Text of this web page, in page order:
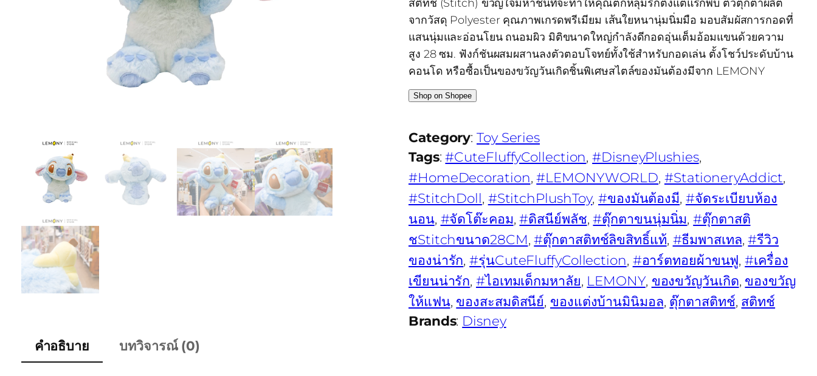
สติทช์ (Stitch) ขวัญใจมหาชนที่จะทำให้คุณตกหลุมรักตั้งแต่แรกพบ ตัวตุ๊กตาผลิต
จากวัสดุ Polyester คุณภาพเกรดพรีเมียม เส้นใยหนานุ่มนิ่มมือ มอบสัมผัสการกอดที่
แสนนุ่มและอ่อนโยน ถนอมผิว มิติขนาดใหญ่กำลังดีกอดอุ่นเต็มอ้อมแขนด้วยความ
สูง 28 ซม. ฟังก์ชันผสมผสานลงตัวตอบโจทย์ทั้งใช้สำหรับกอดเล่น ตั้งโชว์ประดับบ้าน
คอนโด หรือซื้อเป็นของขวัญวันเกิดชิ้นพิเศษสไตล์ของมันต้องมีจาก LEMONY
Shop on Shopee
Category:Toy Series
Tags:#CuteFluffyCollection, #DisneyPlushies
#HomeDecoration, #LEMONYWORLD, #StationeryAddict
#StitchDoll, #StitchPlushToy, #ของมันต้องมี, #จัดระเบียบห้อง
นอน, #จัดโต๊ะคอม, #ดิสนีย์พลัช, #ตุ๊กตาขนนุ่มนิ่ม, #ตุ๊กตาสติ
ชStitchขนาด28CM, #ตุ๊กตาสติทช์ลิขสิทธิ์แท้, #ธีมพาสเทล, #รีวิว
ของน่ารัก, #รุ่นCuteFluffyCollection, #อาร์ตทอยผ้าขนฟู, #เครื่อง
เขียนน่ารัก, #ไอเทมเด็กมหาลัย, LEMONY, ของขวัญวันเกิด, ของขวัญ
ให้แฟน, ของสะสมดิสนีย์, ของแต่งบ้านมินิมอล, ตุ๊กตาสติทช์, สติทช์
Brands: Disney
คำอธิบาย
บทวิจารณ์ (0)